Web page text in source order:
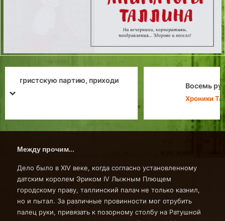
Восемь румбов. Компас города Таллина
prev
next
Между прочим…
Дело было в XIV веке, когда согласно установленному
датским королем Эриком IV Лыжным Плющем
городскому праву, таллинский палач не только казнил,
но и пытал. За различные провинности мог отрубить
палец руки, привязать к позорному столбу на Ратушной